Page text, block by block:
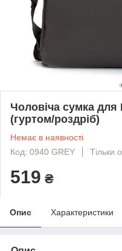
Чоловіча сумка
(гуртом/роздріб)
Немає в наявності
Код: 0940 GREY
Тільки
519 ₴
Опис Характеристики